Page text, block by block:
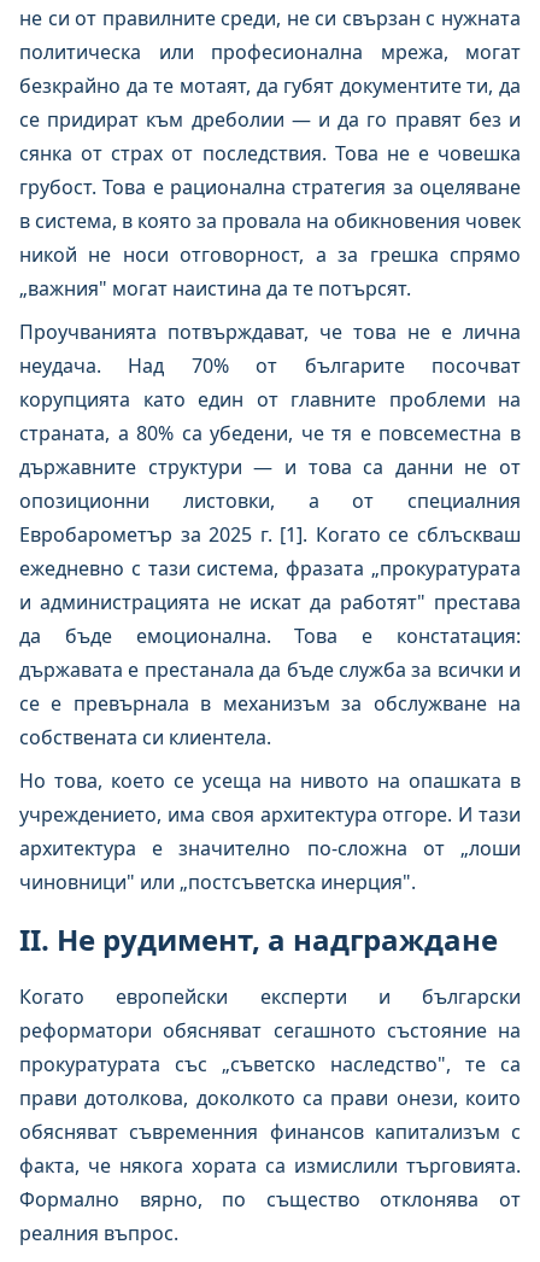
не си от правилните среди, не си свързан с нужната
политическа или професионална мрежа, могат
безкрайно да те мотаят, да губят документите ти, да
се придират към дреболии — и да го правят без и
сянка от страх от последствия. Това не е човешка
грубост. Това е рационална стратегия за оцеляване
в система, в която за провала на обикновения човек
никой не носи отговорност, а за грешка спрямо
„важния" могат наистина да те потърсят.
Проучванията потвърждават, че това не е лична
неудача. Над 70% от българите посочват
корупцията като един от главните проблеми на
страната, а 80% са убедени, че тя е повсеместна в
държавните структури — и това са данни не от
опозиционни листовки, а от специалния
Евробарометър за 2025 г. [1]. Когато се сблъскваш
ежедневно с тази система, фразата „прокуратурата
и администрацията не искат да работят" престава
да бъде емоционална. Това е констатация:
държавата е престанала да бъде служба за всички и
се е превърнала в механизъм за обслужване на
собствената си клиентела.
Но това, което се усеща на нивото на опашката в
учреждението, има своя архитектура отгоре. И тази
архитектура е значително по-сложна от „лоши
чиновници" или „постсъветска инерция".
II. Не рудимент, а надграждане
Когато европейски експерти и български
реформатори обясняват сегашното състояние на
прокуратурата със „съветско наследство", те са
прави дотолкова, доколкото са прави онези, които
обясняват съвременния финансов капитализъм с
факта, че някога хората са измислили търговията.
Формално вярно, по същество отклонява от
реалния въпрос.